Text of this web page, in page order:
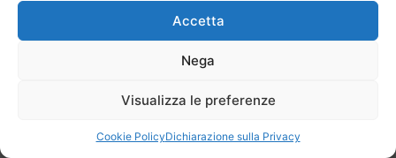
Accetta
Nega
Visualizza le preferenze
Cookie PolicyDichiarazione sulla Privacy
Registrati Contatti
SPECIALE LAST MINUTE - SH WEB